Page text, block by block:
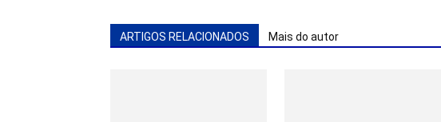
ARTIGOS RELACIONADOS Mais do autor